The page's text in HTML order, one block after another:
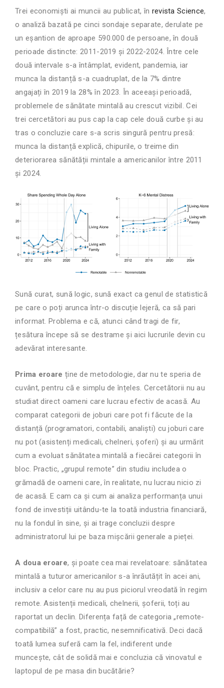
Trei economiști ai muncii au publicat, în revista Science,
o analiză bazată pe cinci sondaje separate, derulate pe
un eșantion de aproape 590.000 de persoane, în două
perioade distincte: 2011-2019 și 2022-2024. Între cele
două intervale s-a întâmplat, evident, pandemia, iar
munca la distanță s-a cuadruplat, de la 7% dintre
angajați în 2019 la 28% în 2023. În aceeași perioadă,
problemele de sănătate mintală au crescut vizibil. Cei
trei cercetători au pus cap la cap cele două curbe și au
tras o concluzie care s-a scris singură pentru presă:
munca la distanță explică, chipurile, o treime din
deteriorarea sănătății mintale a americanilor între 2011
și 2024.
Sună curat, sună logic, sună exact ca genul de statistică
pe care o poți arunca într-o discuție lejeră, ca să pari
informat. Problema e că, atunci când tragi de fir,
țesătura începe să se destrame și aici lucrurile devin cu
adevărat interesante.
Prima eroare ține de metodologie, dar nu te speria de
cuvânt, pentru că e simplu de înțeles. Cercetătorii nu au
studiat direct oameni care lucrau efectiv de acasă. Au
comparat categorii de joburi care pot fi făcute de la
distanță (programatori, contabili, analiști) cu joburi care
nu pot (asistenți medicali, chelneri, șoferi) și au urmărit
cum a evoluat sănătatea mintală a fiecărei categorii în
bloc. Practic, „grupul remote” din studiu includea o
grămadă de oameni care, în realitate, nu lucrau nicio zi
de acasă. E cam ca și cum ai analiza performanța unui
fond de investiții uitându-te la toată industria financiară,
nu la fondul în sine, și ai trage concluzii despre
administratorul lui pe baza mișcării generale a pieței.
A doua eroare, și poate cea mai revelatoare: sănătatea
mintală a tuturor americanilor s-a înrăutățit în acei ani,
inclusiv a celor care nu au pus piciorul vreodată în regim
remote. Asistenții medicali, chelnerii, șoferii, toți au
raportat un declin. Diferența față de categoria „remote-
compatibilă” a fost, practic, nesemnificativă. Deci dacă
toată lumea suferă cam la fel, indiferent unde
muncește, cât de solidă mai e concluzia că vinovatul e
laptopul de pe masa din bucătărie?